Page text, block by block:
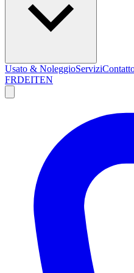
Usato & NoleggioServizi
FRDEITEN